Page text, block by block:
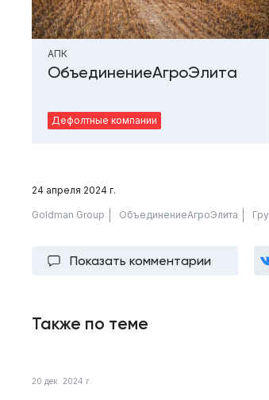
АПК
ОбъединениеАгроЭлита
Дефолтные компании
24 апреля 2024 г.
Goldman Group ОбъединениеАгроЭлита
Показать комментарии
Также по теме
20 дек. 2024 г.